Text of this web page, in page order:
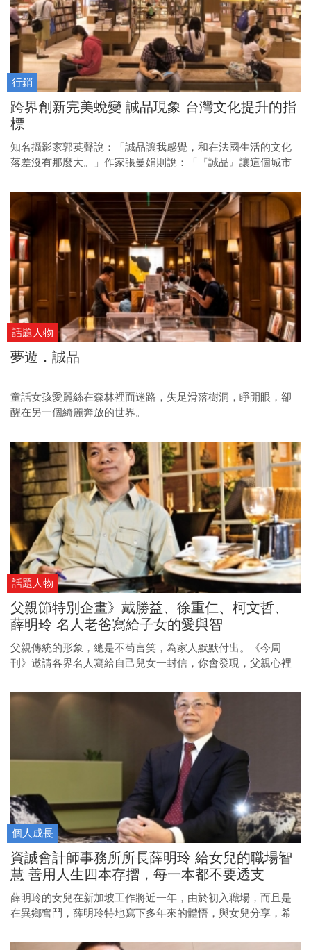
行銷
跨界創新完美蛻變 誠品現象 台灣文化提升的指
標
知名攝影家郭英聲說：「誠品讓我感覺，和在法國生活的文化
落差沒有那麼大。」作家張曼娟則說：「『誠品』讓這個城市
們，對生活美感、品質，精神層次的提升。
話題人物
夢遊．誠品
童話女孩愛麗絲在森林裡面迷路，失足滑落樹洞，睜開眼，卻
醒在另一個綺麗奔放的世界。
話題人物
父親節特別企畫》戴勝益、徐重仁、柯文哲、
薛明玲 名人老爸寫給子女的愛與智
父親傳統的形象，總是不苟言笑，為家人默默付出。《今周
刊》邀請各界名人寫給自己兒女一封信，你會發現，父親心裡
媽！
個人成長
資誠會計師事務所所長薛明玲 給女兒的職場智
慧 善用人生四本存摺，每一本都不要透支
薛明玲的女兒在新加坡工作將近一年，由於初入職場，而且是
在異鄉奮鬥，薛明玲特地寫下多年來的體悟，與女兒分享，希